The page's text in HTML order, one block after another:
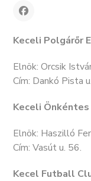
Keceli Polgárőr
Elnök: Orcsik
Cím: Dankó Pista
Keceli
Elnök: Haszilló
Cím: Vasút u. 56.
Kecel Futball